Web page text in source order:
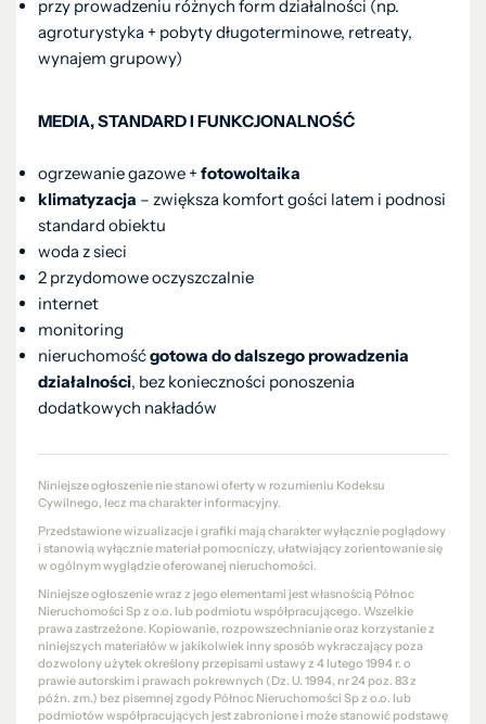
przy prowadzeniu różnych form działalności (np.
agroturystyka + pobyty długoterminowe, retreaty,
wynajem grupowy)
MEDIA, STANDARD I FUNKCJONALNOŚĆ
ogrzewanie gazowe + fotowoltaika
klimatyzacja – zwiększa komfort gości latem i podnosi
standard obiektu
woda z sieci
2 przydomowe oczyszczalnie
internet
monitoring
nieruchomośćgotowa do dalszego prowadzenia
działalności, bez konieczności ponoszenia
dodatkowych nakładów
Niniejsze ogłoszenie nie stanowi oferty w rozumieniu Kodeksu
Cywilnego, lecz ma charakter informacyjny.
Przedstawione wizualizacje i grafiki mają charakter wyłącznie poglądowy
i stanowią wyłącznie materiał pomocniczy, ułatwiający zorientowanie się
w ogólnym wyglądzie oferowanej nieruchomości.
Niniejsze ogłoszenie wraz z jego elementami jest własnością Północ
Nieruchomości Sp z o.o. lub podmiotu współpracującego. Wszelkie
prawa zastrzeżone. Kopiowanie, rozpowszechnianie oraz korzystanie z
niniejszych materiałów w jakikolwiek inny sposób wykraczający poza
dozwolony użytek określony przepisami ustawy z 4 lutego 1994 r. o
prawie autorskim i prawach pokrewnych (Dz. U. 1994, nr 24 poz. 83 z
późn. zm.) bez pisemnej zgody Północ Nieruchomości Sp z o.o. lub
podmiotów współpracujących jest zabronione i może stanowić podstawę